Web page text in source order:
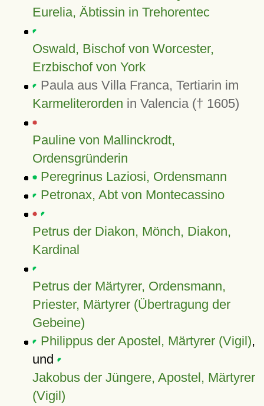
Eurelia, Äbtissin in Trehorentec
Oswald, Bischof von Worcester,
Erzbischof von York
Paula aus Villa Franca, Tertiarin im
Karmeliterorden in Valencia († 1605)
Pauline von Mallinckrodt,
Ordensgründerin
Peregrinus Laziosi, Ordensmann
Petronax, Abt von Montecassino
Petrus der Diakon, Mönch, Diakon,
Kardinal
Petrus der Märtyrer, Ordensmann,
Priester, Märtyrer (Übertragung der
Gebeine)
Philippus der Apostel, Märtyrer (Vigil),
und
Jakobus der Jüngere, Apostel, Märtyrer
(Vigil)